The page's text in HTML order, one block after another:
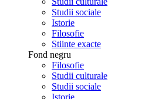
Studii sociale
Istorie
Filosofie
Stiinte exacte
Fond negru
Filosofie
Studii culturale
Studii sociale
Istorie